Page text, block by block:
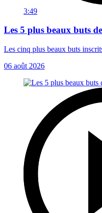
3:49
Les 5 plus beaux buts
Les cinq plus beaux buts
06 août 2026